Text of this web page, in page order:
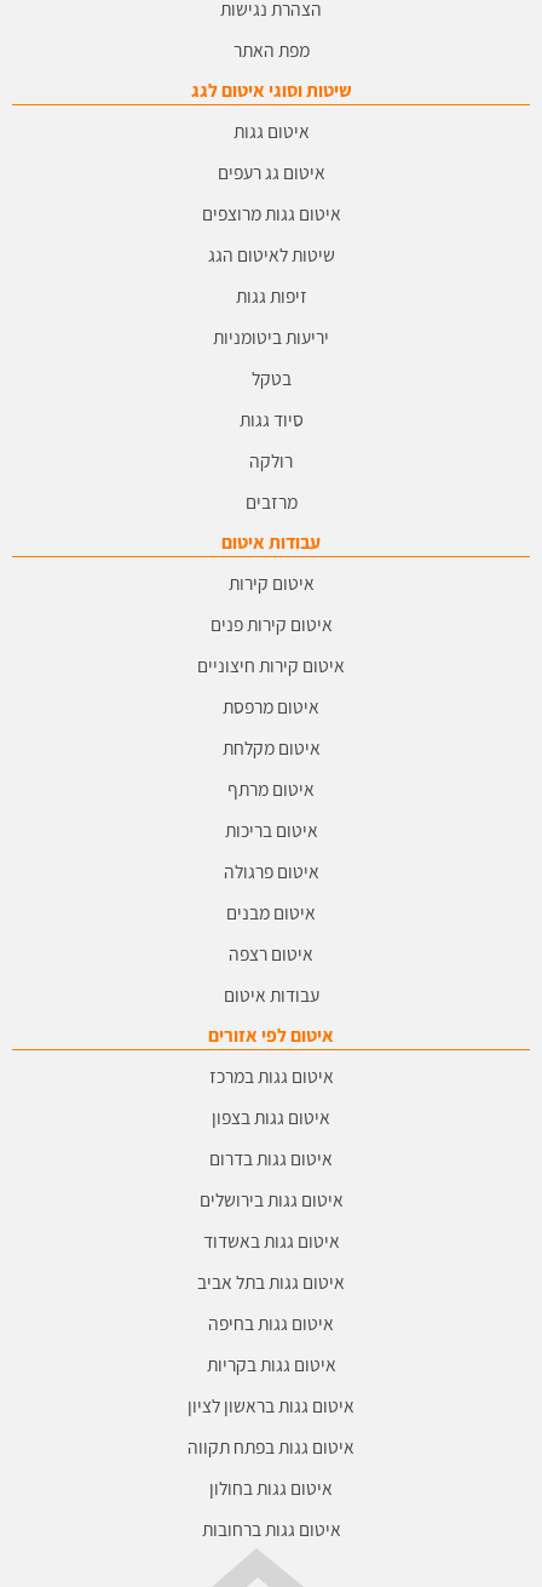
הצהרת נגישות
מפת האתר
שיטות וסוגי איטום לגג
איטום גגות
איטום גג רעפים
איטום גגות מרוצפים
שיטות לאיטום הגג
זיפות גגות
יריעות ביטומניות
בטקל
סיוד גגות
רולקה
מרזבים
עבודות איטום
איטום קירות
איטום קירות פנים
איטום קירות חיצוניים
איטום מרפסת
איטום מקלחת
איטום מרתף
איטום בריכות
איטום פרגולה
איטום מבנים
איטום רצפה
עבודות איטום
איטום לפי אזורים
איטום גגות במרכז
איטום גגות בצפון
איטום גגות בדרום
איטום גגות בירושלים
איטום גגות באשדוד
איטום גגות בתל אביב
איטום גגות בחיפה
איטום גגות בקריות
איטום גגות בראשון לציון
איטום גגות בפתח תקווה
איטום גגות בחולון
איטום גגות ברחובות